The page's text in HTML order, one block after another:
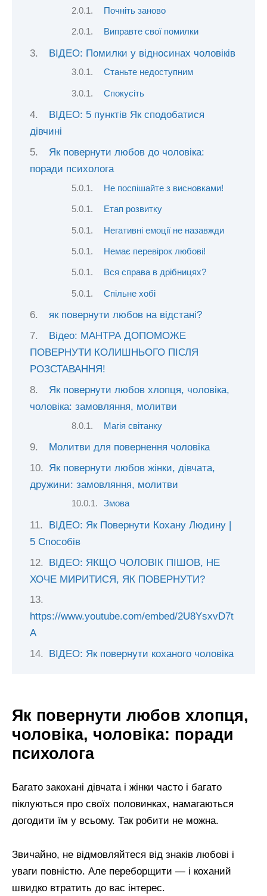
Почніть заново
Виправте свої помилки
ВІДЕО: Помилки у відносинах чоловіків
Станьте недоступним
Спокусіть
ВІДЕО: 5 пунктів Як сподобатися
дівчині
Як повернути любов до чоловіка:
поради психолога
Не поспішайте з висновками!
Етап розвитку
Негативні емоції не назавжди
Немає перевірок любові!
Вся справа в дрібницях?
Спільне хобі
як повернути любов на відстані?
Відео: МАНТРА ДОПОМОЖЕ
ПОВЕРНУТИ КОЛИШНЬОГО ПІСЛЯ
РОЗСТАВАННЯ!
Як повернути любов хлопця, чоловіка,
чоловіка: замовляння, молитви
Магія світанку
Молитви для повернення чоловіка
Як повернути любов жінки, дівчата,
дружини: замовляння, молитви
Змова
ВІДЕО: Як Повернути Кохану Людину |
5 Способів
ВІДЕО: ЯКЩО ЧОЛОВІК ПІШОВ, НЕ
ХОЧЕ МИРИТИСЯ, ЯК ПОВЕРНУТИ?
https://www.youtube.com/embed/2U8YsxvD7t
A
ВІДЕО: Як повернути коханого чоловіка
Як повернути любов хлопця,
чоловіка, чоловіка: поради
психолога
Багато закохані дівчата і жінки часто і багато
піклуються про своїх половинках, намагаються
догодити їм у всьому. Так робити не можна.
Звичайно, не відмовляйтеся від знаків любові і
уваги повністю. Але переборщити — і коханий
швидко втратить до вас інтерес.